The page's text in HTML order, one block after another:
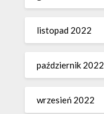
listopad 2022
październik 2022
wrzesień 2022